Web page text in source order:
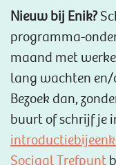
Nieuw bij Enik?
programma-
maand met
lang wachten en/
Bezoek dan,
buurt of schrijf je
Sociaal Trefpunt